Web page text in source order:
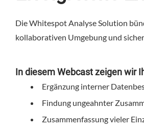
Die Whitespot Analyse Solution
kollaborativen Umgebung und
In diesem Webcast zeigen wir
Ergänzung interner
Findung ungeahnter
Zusammenfassung vieler